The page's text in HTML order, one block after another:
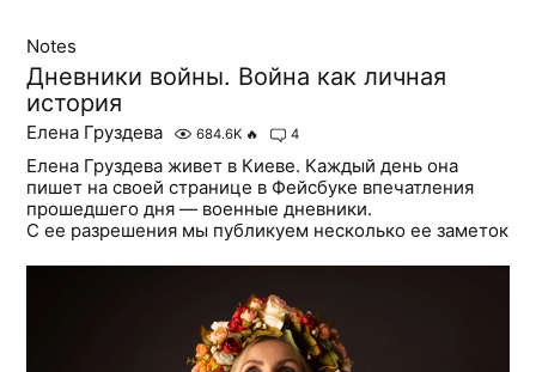
Notes
Дневники войны. Война как личная
история
Елена Груздева 684.6K 🔥 4
Елена Груздева живет в Киеве. Каждый день она
пишет на своей странице в Фейсбуке впечатления
прошедшего дня — военные дневники.
С ее разрешения мы публикуем несколько ее заметок